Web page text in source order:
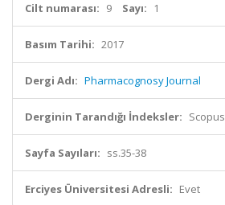
Cilt numarası: 9 Sayı: 1
Basım Tarihi: 2017
Dergi Adı: Pharmacognosy Journal
Derginin Tarandığı İndeksler: Scopus
Sayfa Sayıları: ss.35-38
Erciyes Üniversitesi Adresli: Evet